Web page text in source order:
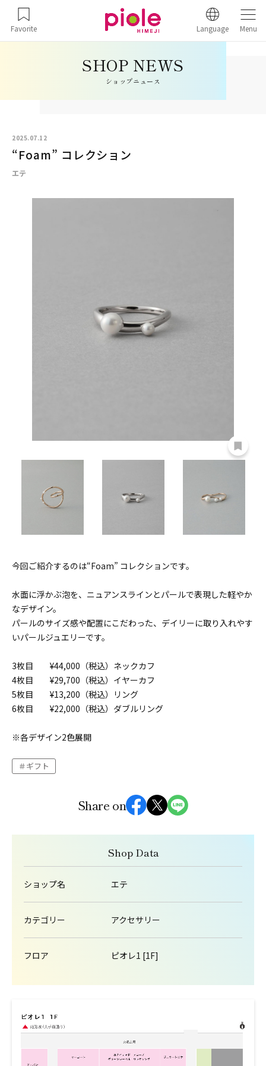
Favorite Language Menu
ショップニュース
2025.07.12
“Foam” コレクション
エテ
今回ご紹介するのは“Foam” コレクションです。
水面に浮かぶ泡を、ニュアンスラインとパールで表現した軽やか
なデザイン。
パールのサイズ感や配置にこだわった、デイリーに取り入れやす
いパールジュエリーです。
3枚目 ¥44,000（税込）ネックカフ
4枚目 ¥29,700（税込）イヤーカフ
5枚目 ¥13,200（税込）リング
6枚目 ¥22,000（税込）ダブルリング
※各デザイン2色展開
ギフト
Share on
Shop Data
ショップ名 エテ
カテゴリー アクセサリー
フロア ピオレ1 [1F]